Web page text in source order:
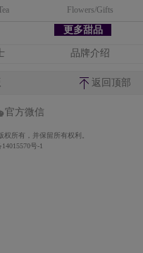
Flowers/Gifts
更多甜品
品牌介绍
返回顶部
官方微信
权所有，并保留所有权利。
号-1